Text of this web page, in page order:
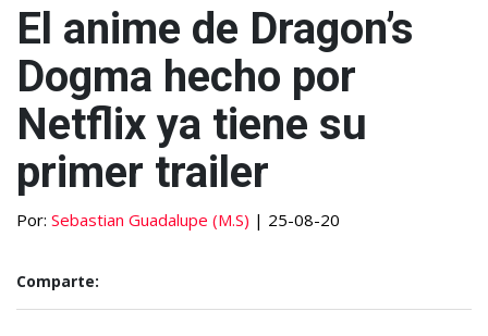
El anime de Dragon’s
Dogma hecho por
Netflix ya tiene su
primer trailer
Por: Sebastian Guadalupe (M.S) | 25-08-20
Comparte: